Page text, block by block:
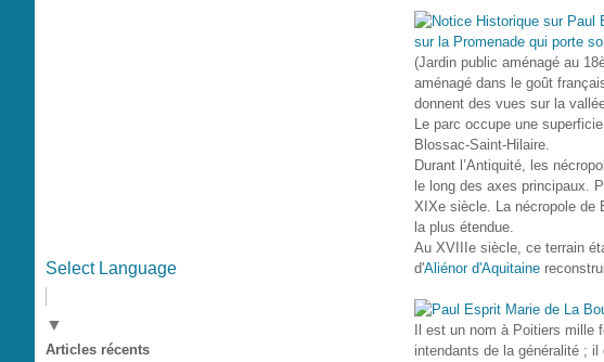
Select Language
▼
Articles récents
(Jardin public aménagé au
aménagé dans le goût
donnent des vues sur la
Le parc occupe une
Blossac-Saint-Hilaire.
Durant l’Antiquité, les
le long des axes principaux.
XIXe siècle. La nécropole de
la plus étendue.
Au XVIIIe siècle, ce terrain
d'Aliénor d'Aquitaine
Il est un nom à Poitiers
intendants de la généralité ;